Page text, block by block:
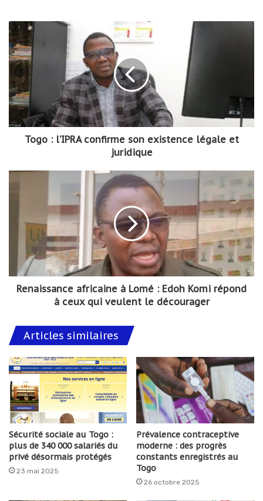
Togo : l’IPRA confirme son existence légale et
juridique
Renaissance africaine à Lomé : Edoh Komi répond
à ceux qui veulent le décourager
Articles similaires
Sécurité sociale au Togo :
plus de 340 000 salariés du
privé désormais protégés
23 mai 2025
Prévalence contraceptive
moderne : des progrès
constants enregistrés au
Togo
26 octobre 2025